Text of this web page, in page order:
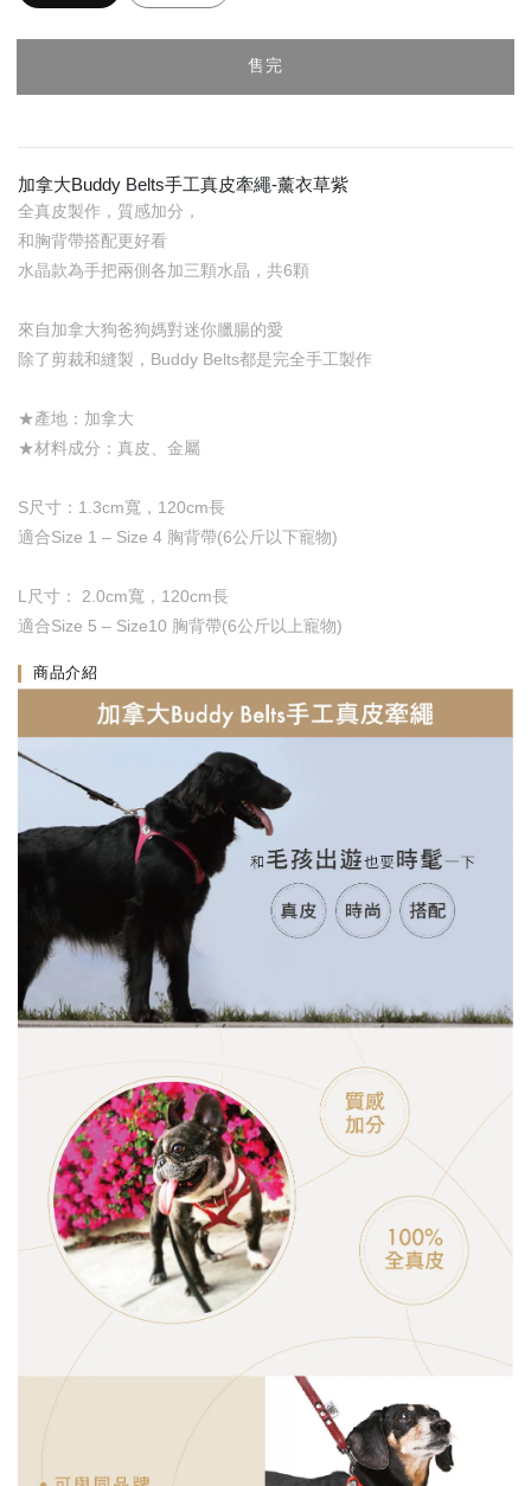
售完
加拿大Buddy Belts手工真皮牽繩-薰衣草紫
全真皮製作，質感加分，
和胸背帶搭配更好看
水晶款為手把兩側各加三顆水晶，共6顆
來自加拿大狗爸狗媽對迷你臘腸的愛
除了剪裁和縫製，Buddy Belts都是完全手工製作
★產地：加拿大
★材料成分：真皮、金屬
S尺寸：1.3cm寬，120cm長
適合Size 1 – Size 4 胸背帶(6公斤以下寵物)
L尺寸： 2.0cm寬，120cm長
適合Size 5 – Size10 胸背帶(6公斤以上寵物)
商品介紹